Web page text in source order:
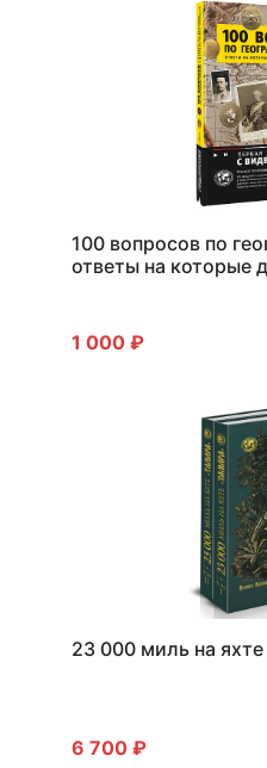
100 вопросов по
ответы на которые
1 000 ₽
23 000 миль на
6 700 ₽